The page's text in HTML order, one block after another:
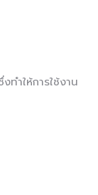
ทำให้การใช้งาน